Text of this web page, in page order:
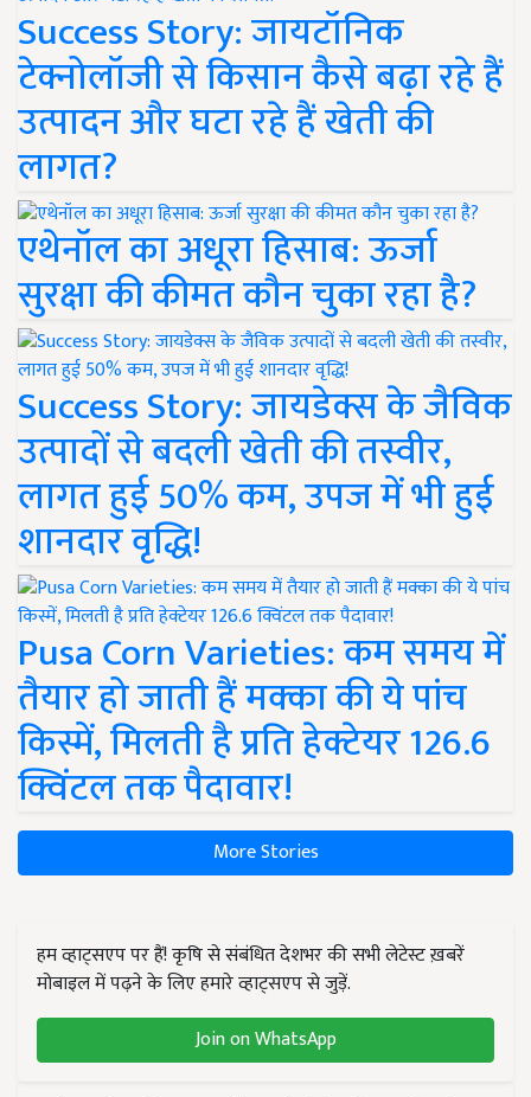
Success Story: जायटॉनिक
टेक्नोलॉजी से किसान कैसे बढ़ा रहे हैं
उत्पादन और घटा रहे हैं खेती की
लागत?
एथेनॉल का अधूरा हिसाब: ऊर्जा
सुरक्षा की कीमत कौन चुका रहा है?
Success Story: जायडेक्स के जैविक
उत्पादों से बदली खेती की तस्वीर,
लागत हुई 50% कम, उपज में भी हुई
शानदार वृद्धि!
Pusa Corn Varieties: कम समय में
तैयार हो जाती हैं मक्का की ये पांच
किस्में, मिलती है प्रति हेक्टेयर 126.6
क्विंटल तक पैदावार!
More Stories
हम व्हाट्सएप पर हैं! कृषि से संबंधित देशभर की सभी लेटेस्ट ख़बरें
मोबाइल में पढ़ने के लिए हमारे व्हाट्सएप से जुड़ें.
Join on WhatsApp